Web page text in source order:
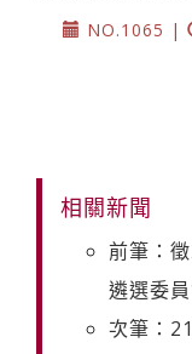
NO.1065 |
相關新聞
前筆：
遴選委
次筆：